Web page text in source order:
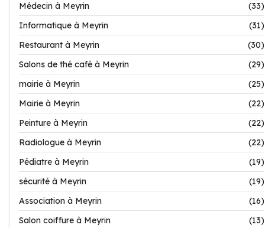
Médecin à Meyrin
(33)
Informatique à Meyrin
(31)
Restaurant à Meyrin
(30)
Salons de thé café à Meyrin
(29)
mairie à Meyrin
(25)
Mairie à Meyrin
(22)
Peinture à Meyrin
(22)
Radiologue à Meyrin
(22)
Pédiatre à Meyrin
(19)
sécurité à Meyrin
(19)
Association à Meyrin
(16)
Salon coiffure à Meyrin
(13)